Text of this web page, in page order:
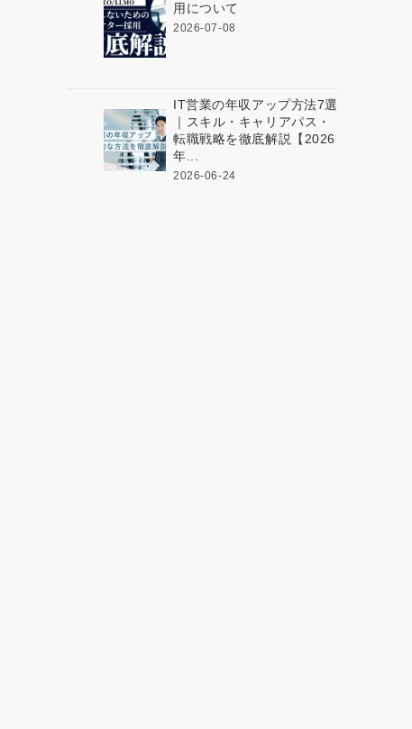
用について
2026-07-08
IT営業の年収アップ方法7選
｜スキル・キャリアパス・
転職戦略を徹底解説【2026
年...
2026-06-24